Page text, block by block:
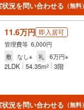
状況を問い合わせる （無料）
11.6万円 即入居可
管理費等 6,000円
敷
なし※ 礼 6万円※
2LDK 54.35m2 3階
状況を問い合わせる （無料）